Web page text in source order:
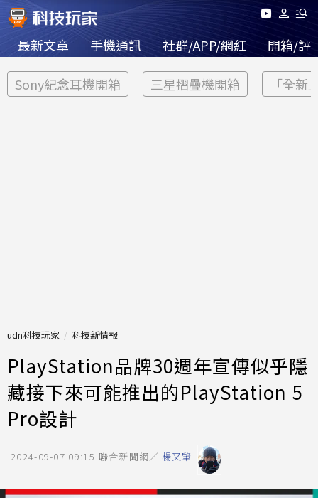
最新文章 手機通訊 社群/APP/網紅 開箱/評
Sony紀念耳機開箱 三星摺疊機開箱 「全新
udn科技玩家 科技新情報
PlayStation品牌30週年宣傳似乎隱
藏接下來可能推出的PlayStation 5
Pro設計
2024-09-07 09:15 聯合新聞網／ 楊又肇